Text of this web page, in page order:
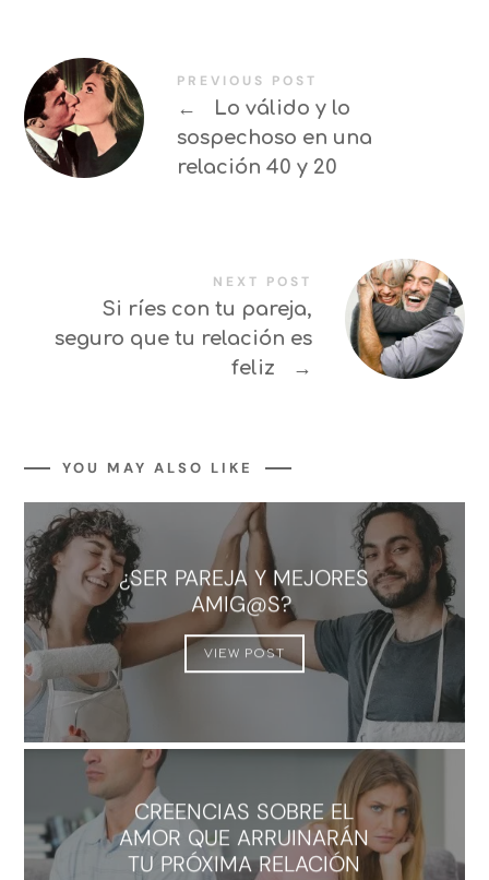
PREVIOUS POST
←
Lo válido y lo
sospechoso en una
relación 40 y 20
NEXT POST
Si ríes con tu pareja,
seguro que tu relación es
feliz
→
YOU MAY ALSO LIKE
¿SER PAREJA Y MEJORES
AMIG@S?
VIEW POST
CREENCIAS SOBRE EL
AMOR QUE ARRUINARÁN
TU PRÓXIMA RELACIÓN